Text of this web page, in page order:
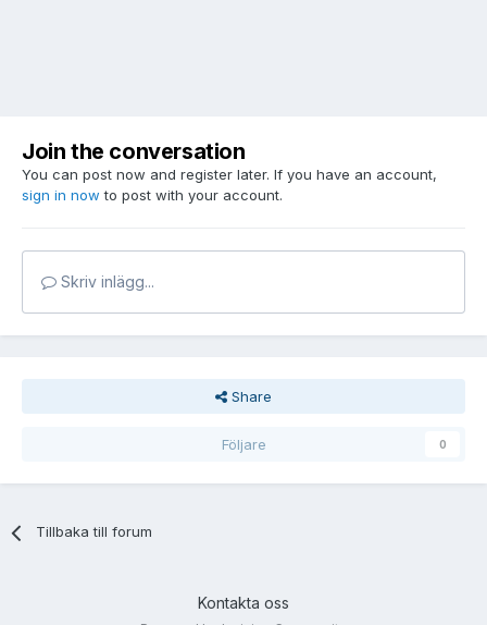
Join the conversation
You can post now and register later. If you have an account,
sign in now to post with your account.
Skriv inlägg...
Share
Följare 0
Tillbaka till forum
Kontakta oss